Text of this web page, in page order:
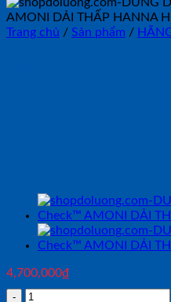
Trang chủ / Sản phẩm /
4,700,000₫
DUNG